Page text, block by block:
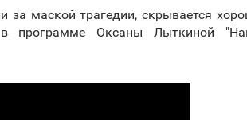
маской трагедии, скрывается
в программе Оксаны Лыткиной